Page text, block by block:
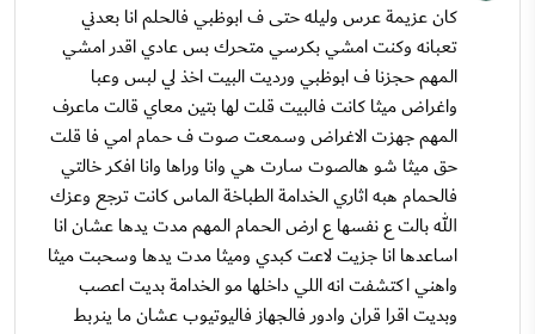
كان عزيمة عرس وليله حتى ف ابوظبي فالحلم انا بعدني
تعبانه وكنت امشي بكرسي متحرك بس عادي اقدر امشي
المهم حجزنا ف ابوظبي ورديت البيت اخذ لي لبس وعبا
واغراض ميثا كانت فالبيت قلت لها بتين معاي قالت ماعرف
المهم جهزت الاغراض وسمعت صوت ف حمام امي فا قلت
حق ميثا شو هالصوت سارت هي وانا وراها وانا افكر خالتي
فالحمام هبه اثاري الخدامة الطباخة الماس كانت ترجع وعزك
الله بالت ع نفسها ع ارض الحمام المهم مدت يدها عشان انا
اساعدها انا جزيت لاعت كبدي وميثا مدت يدها وسحبت ميثا
واهني اكتشفت انه اللي داخلها مو الخدامة بديت اعصب
وبديت اقرا قران وادور فالجهاز فاليوتيوب عشان ما ينربط